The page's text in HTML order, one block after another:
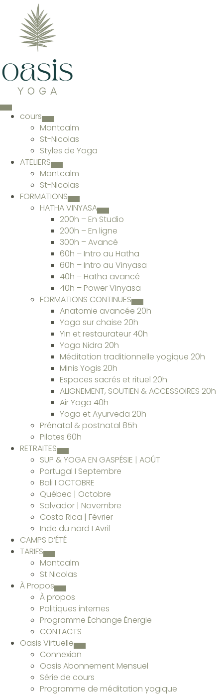
cours
Montcalm
St-Nicolas
Styles de Yoga
ATELIERS
Montcalm
St-Nicolas
FORMATIONS
HATHA VINYASA
200h – En Studio
200h – En ligne
300h – Avancé
60h – Intro au Hatha
60h – Intro au Vinyasa
40h – Hatha avancé
40h – Power Vinyasa
FORMATIONS CONTINUES
Anatomie avancée 20h
Yoga sur chaise 20h
Yin et restaurateur 40h
Yoga Nidra 20h
Méditation traditionnelle yogique 20h
Minis Yogis 20h
Espaces sacrés et rituel 20h
ALIGNEMENT, SOUTIEN & ACCESSOIRES 20h
Air Yoga 40h
Yoga et Ayurveda 20h
Prénatal & postnatal 85h
Pilates 60h
RETRAITES
SUP & YOGA EN GASPÉSIE | AOÛT
Portugal I Septembre
Bali I OCTOBRE
Québec | Octobre
Salvador | Novembre
Costa Rica | Février
Inde du nord I Avril
CAMPS D’ÉTÉ
TARIFS
Montcalm
St Nicolas
À Propos
À propos
Politiques internes
Programme Échange Énergie
CONTACTS
Oasis Virtuelle
Connexion
Oasis Abonnement Mensuel
Série de cours
Programme de méditation yogique